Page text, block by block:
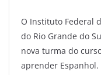
O Instituto Federal
do Rio Grande do
nova turma do
aprender Espanhol.